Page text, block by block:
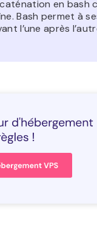
en bash
Bash permet à
l’une après